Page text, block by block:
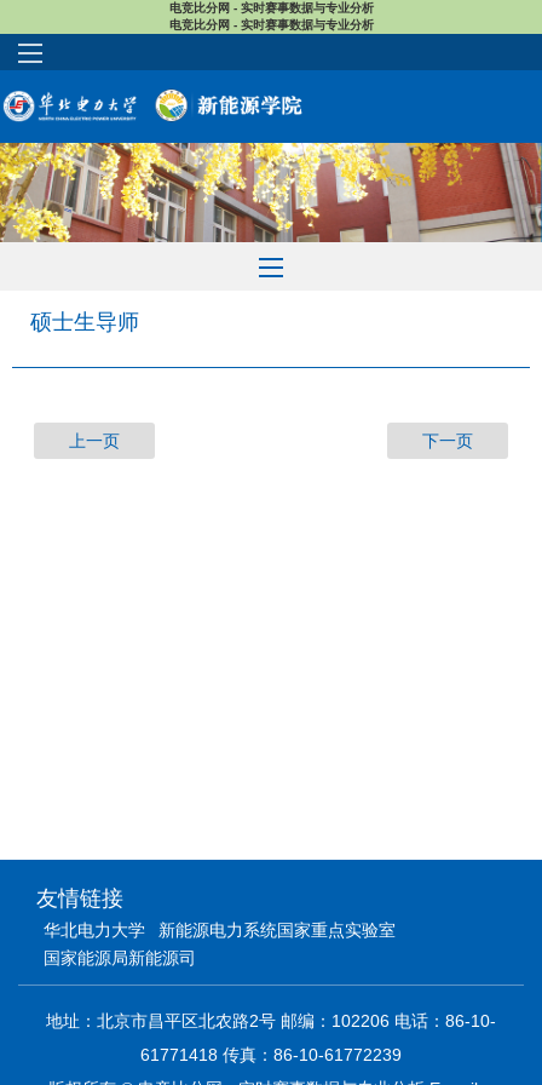
电竞比分网 - 实时赛事数据与专业分析
电竞比分网 - 实时赛事数据与专业分析
硕士生导师
上一页 下一页
友情链接
华北电力大学
新能源电力系统国家重点实验室
国家能源局新能源司
地址：北京市昌平区北农路2号 邮编：102206 电话：86-10-
61771418 传真：86-10-61772239